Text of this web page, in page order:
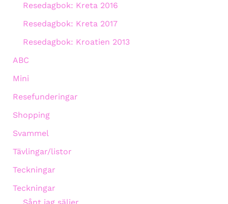
Resedagbok: Kreta 2016
Resedagbok: Kreta 2017
Resedagbok: Kroatien 2013
ABC
Mini
Resefunderingar
Shopping
Svammel
Tävlingar/listor
Teckningar
Teckningar